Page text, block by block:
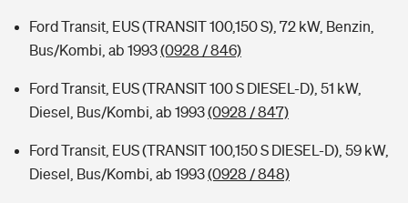
Ford Transit, EUS (TRANSIT 100,150 S), 72 kW, Benzin,
Bus/Kombi, ab 1993(0928 / 846)
Ford Transit, EUS (TRANSIT 100 S DIESEL-D), 51 kW,
Diesel, Bus/Kombi, ab 1993(0928 / 847)
Ford Transit, EUS (TRANSIT 100,150 S DIESEL-D), 59 kW,
Diesel, Bus/Kombi, ab 1993(0928 / 848)